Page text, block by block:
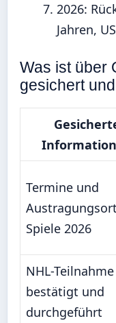
2026:
Jahren,
Was ist über
gesichert
Termine und
Spiele 2026
NHL-Teilnahme
bestätigt und
durchgeführt